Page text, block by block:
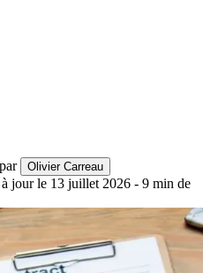
Olivier Carreau
jour le 13 juillet 2026 - 9 min de